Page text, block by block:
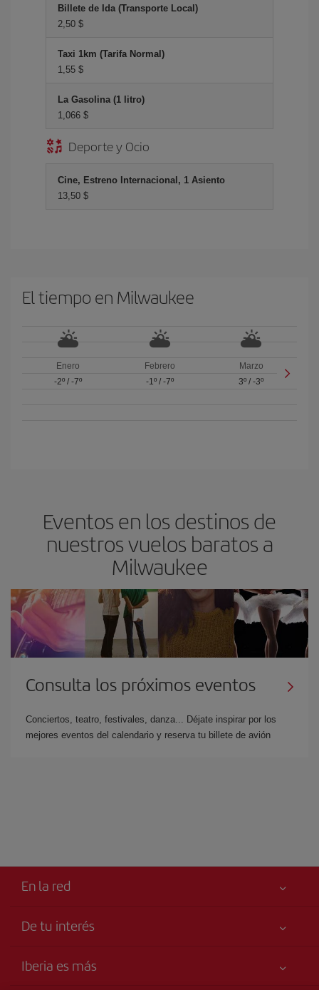
Billete de Ida (Transporte Local)
2,50 $
Taxi 1km (Tarifa Normal)
1,55 $
La Gasolina (1 litro)
1,066 $
Deporte y Ocio
Cine, Estreno Internacional, 1 Asiento
13,50 $
El tiempo en Milwaukee
Enero
-2º/ -7º
Febrero
-1º/ -7º
Marzo
3º /-3º
Eventos en los destinos de
nuestros vuelos baratos a
Milwaukee
Consulta los próximos eventos
Conciertos, teatro, festivales, danza... Déjate inspirar por los
mejores eventos del calendario y reserva tu billete de avión
En la red
De tu interés
Declaración de accesibilidad
Iberia es más